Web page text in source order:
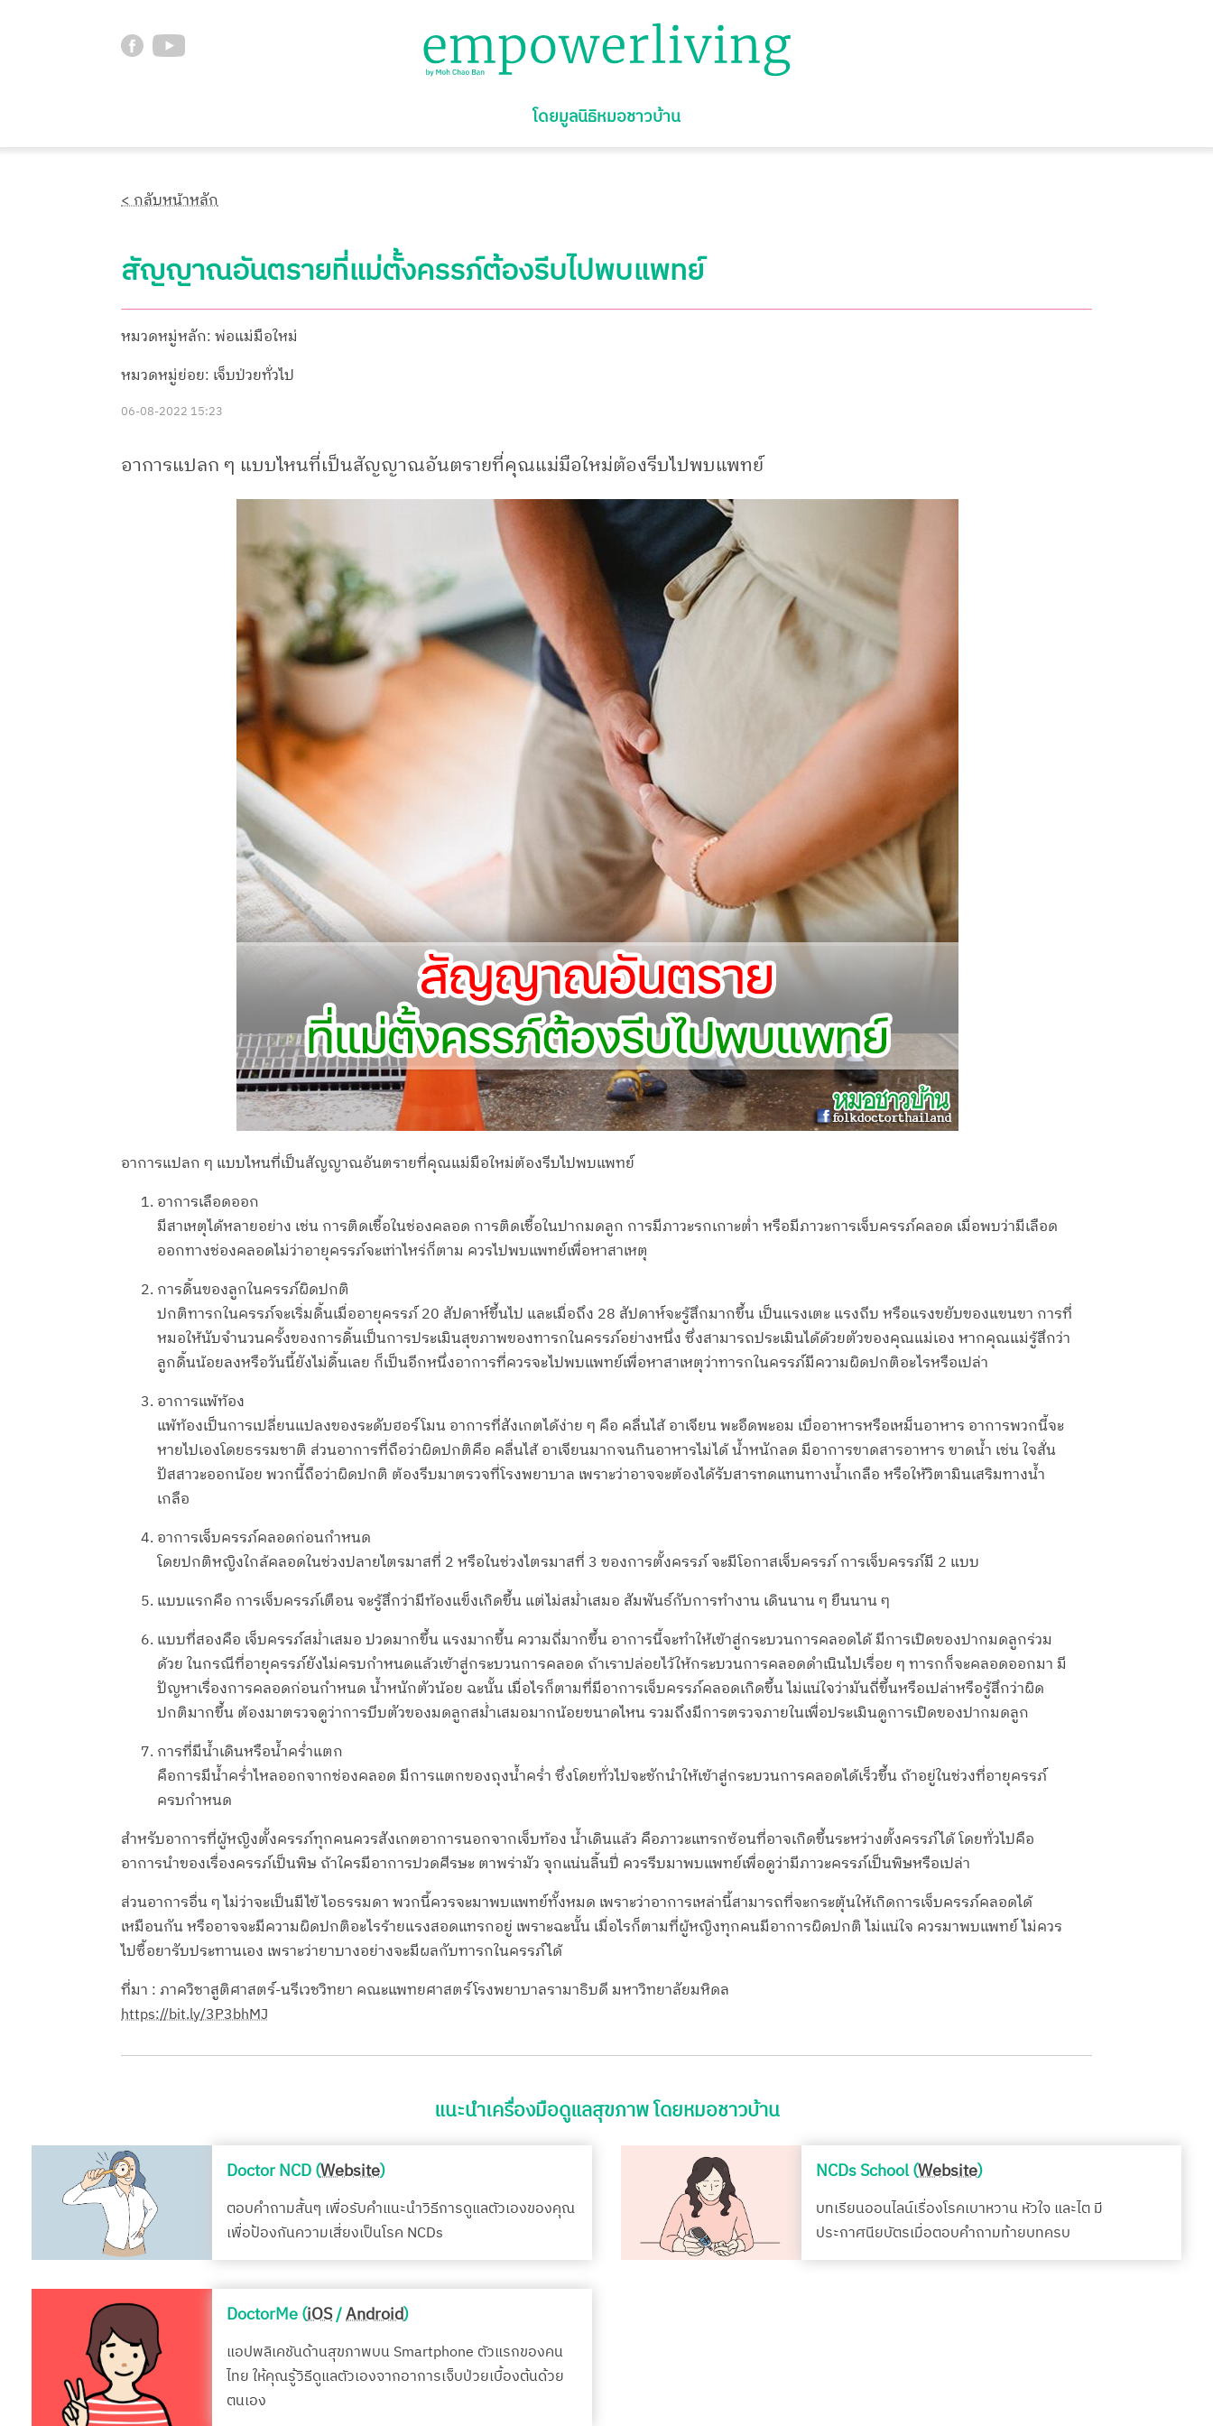
โดยมูลนิธิหมอชาวบ้าน
< กลับหน้าหลัก
สัญญาณอันตรายที่แม่ตั้งครรภ์ต้องรีบไปพบแพทย์
หมวดหมู่หลัก: พ่อแม่มือใหม่
หมวดหมู่ย่อย: เจ็บป่วยทั่วไป
06-08-2022 15:23
อาการแปลก ๆ แบบไหนที่เป็นสัญญาณอันตรายที่คุณแม่มือใหม่ต้องรีบไปพบแพทย์
อาการแปลก ๆ แบบไหนที่เป็นสัญญาณอันตรายที่คุณแม่มือใหม่ต้องรีบไปพบแพทย์
อาการเลือดออก
มีสาเหตุได้หลายอย่าง เช่น การติดเชื้อในช่องคลอด การติดเชื้อในปากมดลูก การมีภาวะรกเกาะต่ำ หรือมีภาวะการเจ็บครรภ์คลอด เมื่อพบว่ามีเลือด
ออกทางช่องคลอดไม่ว่าอายุครรภ์จะเท่าไหร่ก็ตาม ควรไปพบแพทย์เพื่อหาสาเหตุ
การดิ้นของลูกในครรภ์ผิดปกติ
ปกติทารกในครรภ์จะเริ่มดิ้นเมื่ออายุครรภ์ 20 สัปดาห์ขึ้นไป และเมื่อถึง 28 สัปดาห์จะรู้สึกมากขึ้น เป็นแรงเตะ แรงถีบ หรือแรงขยับของแขนขา การที่
หมอให้นับจำนวนครั้งของการดิ้นเป็นการประเมินสุขภาพของทารกในครรภ์อย่างหนึ่ง ซึ่งสามารถประเมินได้ด้วยตัวของคุณแม่เอง หากคุณแม่รู้สึกว่า
ลูกดิ้นน้อยลงหรือวันนี้ยังไม่ดิ้นเลย ก็เป็นอีกหนึ่งอาการที่ควรจะไปพบแพทย์เพื่อหาสาเหตุว่าทารกในครรภ์มีความผิดปกติอะไรหรือเปล่า
อาการแพ้ท้อง
แพ้ท้องเป็นการเปลี่ยนแปลงของระดับฮอร์โมน อาการที่สังเกตได้ง่าย ๆ คือ คลื่นไส้ อาเจียน พะอืดพะอม เบื่ออาหารหรือเหม็นอาหาร อาการพวกนี้จะ
หายไปเองโดยธรรมชาติ ส่วนอาการที่ถือว่าผิดปกติคือ คลื่นไส้ อาเจียนมากจนกินอาหารไม่ได้ น้ำหนักลด มีอาการขาดสารอาหาร ขาดน้ำ เช่น ใจสั่น
ปัสสาวะออกน้อย พวกนี้ถือว่าผิดปกติ ต้องรีบมาตรวจที่โรงพยาบาล เพราะว่าอาจจะต้องได้รับสารทดแทนทางน้ำเกลือ หรือให้วิตามินเสริมทางน้ำ
เกลือ
อาการเจ็บครรภ์คลอดก่อนกำหนด
โดยปกติหญิงใกล้คลอดในช่วงปลายไตรมาสที่ 2 หรือในช่วงไตรมาสที่ 3 ของการตั้งครรภ์ จะมีโอกาสเจ็บครรภ์ การเจ็บครรภ์มี 2 แบบ
แบบแรกคือ การเจ็บครรภ์เตือน จะรู้สึกว่ามีท้องแข็งเกิดขึ้น แต่ไม่สม่ำเสมอ สัมพันธ์กับการทำงาน เดินนาน ๆ ยืนนาน ๆ
แบบที่สองคือ เจ็บครรภ์สม่ำเสมอ ปวดมากขึ้น แรงมากขึ้น ความถี่มากขึ้น อาการนี้จะทำให้เข้าสู่กระบวนการคลอดได้ มีการเปิดของปากมดลูกร่วม
ด้วย ในกรณีที่อายุครรภ์ยังไม่ครบกำหนดแล้วเข้าสู่กระบวนการคลอด ถ้าเราปล่อยไว้ให้กระบวนการคลอดดำเนินไปเรื่อย ๆ ทารกก็จะคลอดออกมา มี
ปัญหาเรื่องการคลอดก่อนกำหนด น้ำหนักตัวน้อย ฉะนั้น เมื่อไรก็ตามที่มีอาการเจ็บครรภ์คลอดเกิดขึ้น ไม่แน่ใจว่ามันถี่ขึ้นหรือเปล่าหรือรู้สึกว่าผิด
ปกติมากขึ้น ต้องมาตรวจดูว่าการบีบตัวของมดลูกสม่ำเสมอมากน้อยขนาดไหน รวมถึงมีการตรวจภายในเพื่อประเมินดูการเปิดของปากมดลูก
การที่มีน้ำเดินหรือน้ำคร่ำแตก
คือการมีน้ำคร่ำไหลออกจากช่องคลอด มีการแตกของถุงน้ำคร่ำ ซึ่งโดยทั่วไปจะชักนำให้เข้าสู่กระบวนการคลอดได้เร็วขึ้น ถ้าอยู่ในช่วงที่อายุครรภ์
ครบกำหนด
สำหรับอาการที่ผู้หญิงตั้งครรภ์ทุกคนควรสังเกตอาการนอกจากเจ็บท้อง น้ำเดินแล้ว คือภาวะแทรกซ้อนที่อาจเกิดขึ้นระหว่างตั้งครรภ์ได้ โดยทั่วไปคือ
อาการนำของเรื่องครรภ์เป็นพิษ ถ้าใครมีอาการปวดศีรษะ ตาพร่ามัว จุกแน่นลิ้นปี่ ควรรีบมาพบแพทย์เพื่อดูว่ามีภาวะครรภ์เป็นพิษหรือเปล่า
ส่วนอาการอื่น ๆ ไม่ว่าจะเป็นมีไข้ ไอธรรมดา พวกนี้ควรจะมาพบแพทย์ทั้งหมด เพราะว่าอาการเหล่านี้สามารถที่จะกระตุ้นให้เกิดการเจ็บครรภ์คลอดได้
เหมือนกัน หรืออาจจะมีความผิดปกติอะไรร้ายแรงสอดแทรกอยู่ เพราะฉะนั้น เมื่อไรก็ตามที่ผู้หญิงทุกคนมีอาการผิดปกติ ไม่แน่ใจ ควรมาพบแพทย์ ไม่ควร
ไปซื้อยารับประทานเอง เพราะว่ายาบางอย่างจะมีผลกับทารกในครรภ์ได้
ที่มา : ภาควิชาสูติศาสตร์-นรีเวชวิทยา คณะแพทยศาสตร์โรงพยาบาลรามาธิบดี มหาวิทยาลัยมหิดล
https://bit.ly/3P3bhMJ
แนะนำเครื่องมือดูแลสุขภาพ โดยหมอชาวบ้าน
Doctor NCD (Website)
ตอบคำถามสั้นๆ เพื่อรับคำแนะนำวิธีการดูแลตัวเองของคุณ
เพื่อป้องกันความเสี่ยงเป็นโรค NCDs
NCDs School (Website)
บทเรียนออนไลน์เรื่องโรคเบาหวาน หัวใจ และไต มี
ประกาศนียบัตรเมื่อตอบคำถามท้ายบทครบ
DoctorMe (iOS/Android)
แอปพลิเคชันด้านสุขภาพบน Smartphone ตัวแรกของคน
ไทย ให้คุณรู้วิธีดูแลตัวเองจากอาการเจ็บป่วยเบื้องต้นด้วย
ตนเอง